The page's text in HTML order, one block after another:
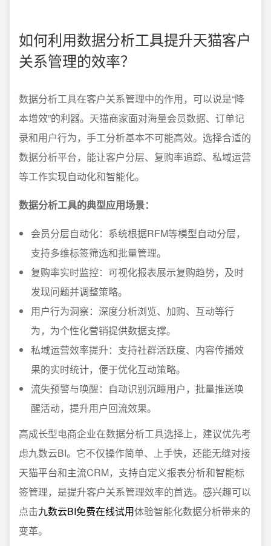
如何利用数据分析工具提升天猫客户
关系管理的效率？
数据分析工具在客户关系管理中的作用，可以说是“降
本增效”的利器。天猫商家面对海量会员数据、订单记
录和用户行为，手工分析基本不可能高效。选择合适的
数据分析平台，能让客户分层、复购率追踪、私域运营
等工作实现自动化和智能化。
数据分析工具的典型应用场景：
会员分层自动化：系统根据RFM等模型自动分层，
支持多维标签筛选和批量管理。
复购率实时监控：可视化报表展示复购趋势，及时
发现问题并调整策略。
用户行为洞察：深度分析浏览、加购、互动等行
为，为个性化营销提供数据支撑。
私域运营效率提升：支持社群活跃度、内容传播效
果的实时统计，便于优化互动策略。
流失预警与唤醒：自动识别沉睡用户，批量推送唤
醒活动，提升用户回流效果。
高成长型电商企业在数据分析工具选择上，建议优先考
虑九数云BI。它不仅操作简单、上手快，还能无缝对接
天猫平台和主流CRM，支持自定义报表分析和智能标
签管理，是提升客户关系管理效率的首选。感兴趣可以
点击九数云BI免费在线试用体验智能化数据分析带来的
变革。